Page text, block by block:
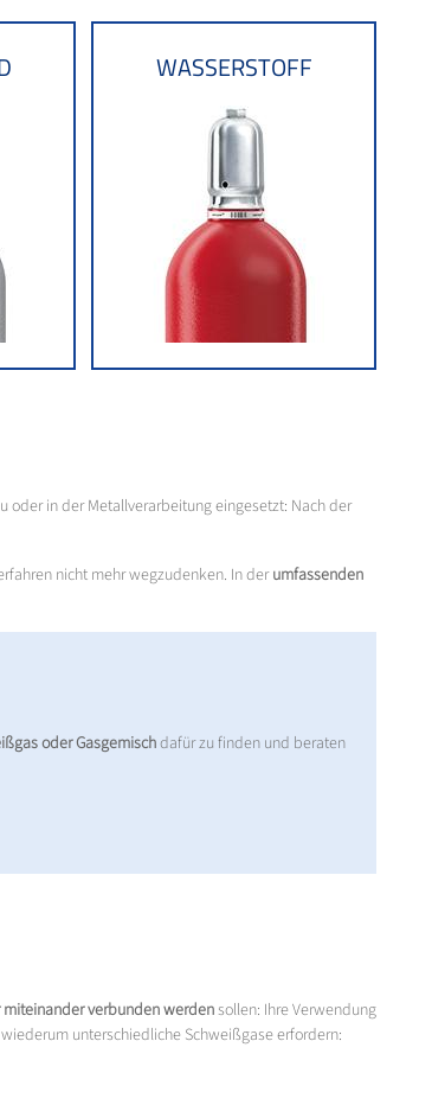
WASSERSTOFF
oder in der Metallverarbeitung eingesetzt: Nach der
nicht mehr wegzudenken. In derumfassenden
oder Gasgemischdafür zu finden und beraten
verbunden werdensollen: Ihre Verwendung
unterschiedliche Schweißgase erfordern: